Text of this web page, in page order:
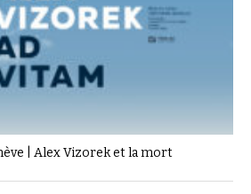
| Alex Vizorek et la mort